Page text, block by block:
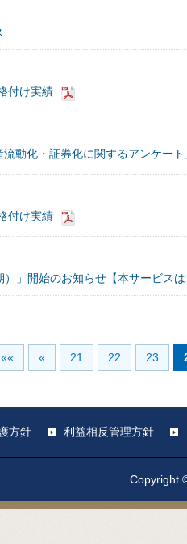
付け実績
動化・証券化に関するアンケー
付け実績
）」開始のお知らせ【本サービス
«« « 21 22 23
方針 利益相反管理方針
Copyright